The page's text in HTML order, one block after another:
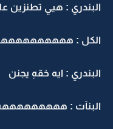
البندري : هيي تطنزين
الكل :
البندري : ايه خقهِ يجنن
البنآت :